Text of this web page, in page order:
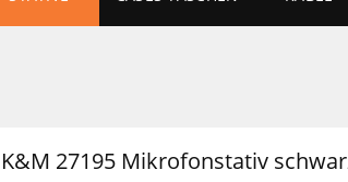
K&M 27195 Mikrofonstativ